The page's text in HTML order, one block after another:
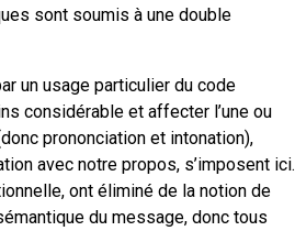
sont soumis à une double
un usage particulier du code
considérable et affecter l’une ou
prononciation et intonation),
avec notre propos, s’imposent ici.
ont éliminé de la notion de
du message, donc tous